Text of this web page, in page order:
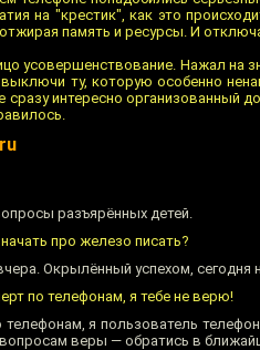
на "крестик", как это
память и ресурсы. И
усовершенствование. Нажал на
ту, которую особенно
сразу интересно организованный
разъярённых детей.
про железо писать?
Окрылённый успехом, сегодня
по телефонам, я тебе не верю!
телефонам, я пользователь
веры — обратись в